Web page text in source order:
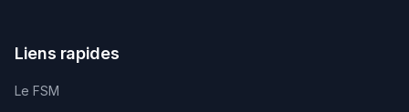
Liens rapides
Le FSM